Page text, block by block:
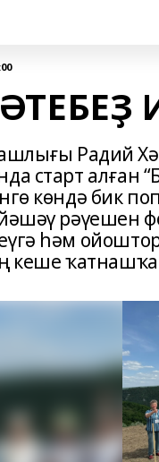
Радий
старт алған
көндә бик
рәүешен
һәм
кеше